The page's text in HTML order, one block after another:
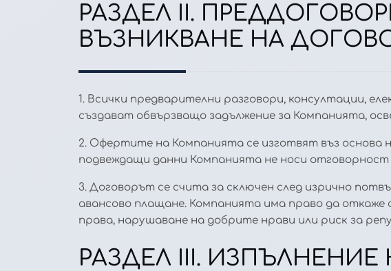
РАЗДЕЛ II.
ВЪЗНИКВАНЕ НА
1. Всички предварителни разговори, консултации,
създават обвързващо задължение за Компанията,
2. Офертите на Компанията се изготвят въз
подвеждащи данни Компанията не носи отговорност
3. Договорът се счита за сключен след изрично
авансово плащане. Компанията има право да откаже
права, нарушаване на добрите нрави или риск за
РАЗДЕЛ III. ИЗПЪЛНЕНИЕ